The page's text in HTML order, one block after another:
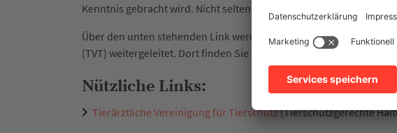
Kenntnis gebracht wird. Nicht selten ist den Haltern dies gar nicht
Über den unten stehenden Link werden Sie auf Informationen der
(TVT) weitergeleitet. Dort finden Sie Merkblätter zur
Nützliche Links:
Tierärztliche Vereinigung für Tierschutz(Tierschutzgerechte